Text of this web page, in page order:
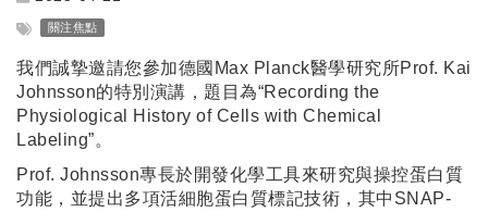
關注焦點
我們誠摯邀請您參加德國Max Planck醫學研究所Prof. Kai
Johnsson的特別演講，題目為“Recording the
Physiological History of Cells with Chemical
Labeling”。
Prof. Johnsson專長於開發化學工具來研究與操控蛋白質
功能，並提出多項活細胞蛋白質標記技術，其中SNAP-